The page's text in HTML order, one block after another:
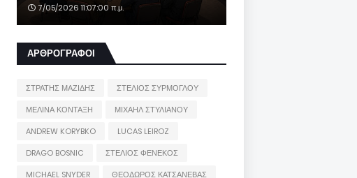
7/05/2026 11:07:00 π.μ.
ΑΡΘΡΟΓΡΑΦΟΙ
ΣΤΡΑΤΗΣ ΜΑΖΙΔΗΣ
ΣΤΕΛΙΟΣ ΣΥΡΜΟΓΛΟΥ
ΜΕΛΙΝΑ ΚΟΝΤΑΞΗ
ΜΙΧΑΗΛ ΣΤΥΛΙΑΝΟΥ
ANDREW KORYBKO
LUCAS LEIROZ
DRAGO BOSNIC
ΣΤΕΛΙΟΣ ΦΕΝΕΚΟΣ
MICHAEL SNYDER
ΘΕΟΔΩΡΟΣ ΚΑΤΣΑΝΕΒΑΣ